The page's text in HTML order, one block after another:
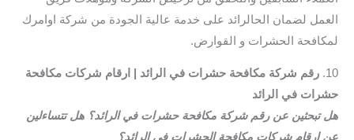
العمل لضمان الحالرائد على خدمة عالية الجودة من شركة اوامرك
لمكافحة الحشرات و القوارض.
10. رقم شركة مكافحة حشرات في الرائد | ارقام شركات مكافحة
حشرات في الرائد
هل تبحثين عن رقم شركة مكافحة حشرات في الرائد؟ هل تتساءلين
عن ارقام شركات مكافحة الحشرات في الرائد؟